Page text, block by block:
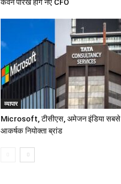
केवन पारेख होंगे नए CFO
व्यापार
Microsoft, टीसीएस, अमेजन इंडिया सबसे
आकर्षक नियोक्ता ब्रांड